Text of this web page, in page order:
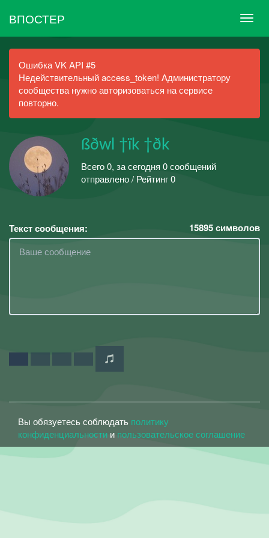
ВПОСТЕР
Ошибка VK API #5
Недействительный access_token! Администратору
сообщества нужно авторизоваться на сервисе
повторно.
ßðwl †ïk †ðk
Всего 0, за сегодня 0 сообщений
отправлено / Рейтинг 0
Текст сообщения: 15895символов
Вы обязуетесь соблюдать политику
конфиденциальности и пользовательское соглашение